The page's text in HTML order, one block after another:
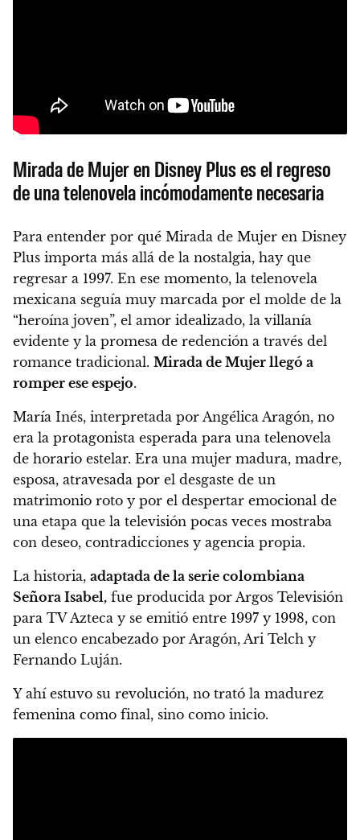
Mirada de Mujer en Disney Plus es el regreso
de una telenovela incómodamente necesaria
Para entender por qué Mirada de Mujer en Disney
Plus importa más allá de la nostalgia, hay que
regresar a 1997. En ese momento, la telenovela
mexicana seguía muy marcada por el molde de la
“heroína joven”, el amor idealizado, la villanía
evidente y la promesa de redención a través del
romance tradicional. Mirada de Mujer llegó a
romper ese espejo.
María Inés, interpretada por Angélica Aragón, no
era la protagonista esperada para una telenovela
de horario estelar. Era una mujer madura, madre,
esposa, atravesada por el desgaste de un
matrimonio roto y por el despertar emocional de
una etapa que la televisión pocas veces mostraba
con deseo, contradicciones y agencia propia.
La historia, adaptada de la serie colombiana
Señora Isabel, fue producida por Argos Televisión
para TV Azteca y se emitió entre 1997 y 1998, con
un elenco encabezado por Aragón, Ari Telch y
Fernando Luján.
Y ahí estuvo su revolución, no trató la madurez
femenina como final, sino como inicio.